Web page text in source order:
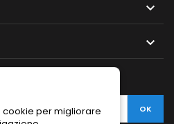


cookie per migliorare